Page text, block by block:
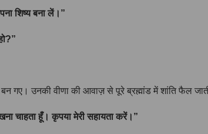
शिष्य बना लें।”
गए। उनकी वीणा की आवाज़ से पूरे ब्रह्मांड में शांति फैल
चाहता हूँ। कृपया मेरी सहायता करें।”